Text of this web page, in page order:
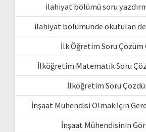
ilahiyat bölümü soru
ilahiyat bölümünde okutulan
İlk Öğretim Soru Çözüm
İlköğretim Matematik Soru
İlköğretim Soru
İnşaat Mühendisi Olmak İçin
İnşaat Mühendisinin